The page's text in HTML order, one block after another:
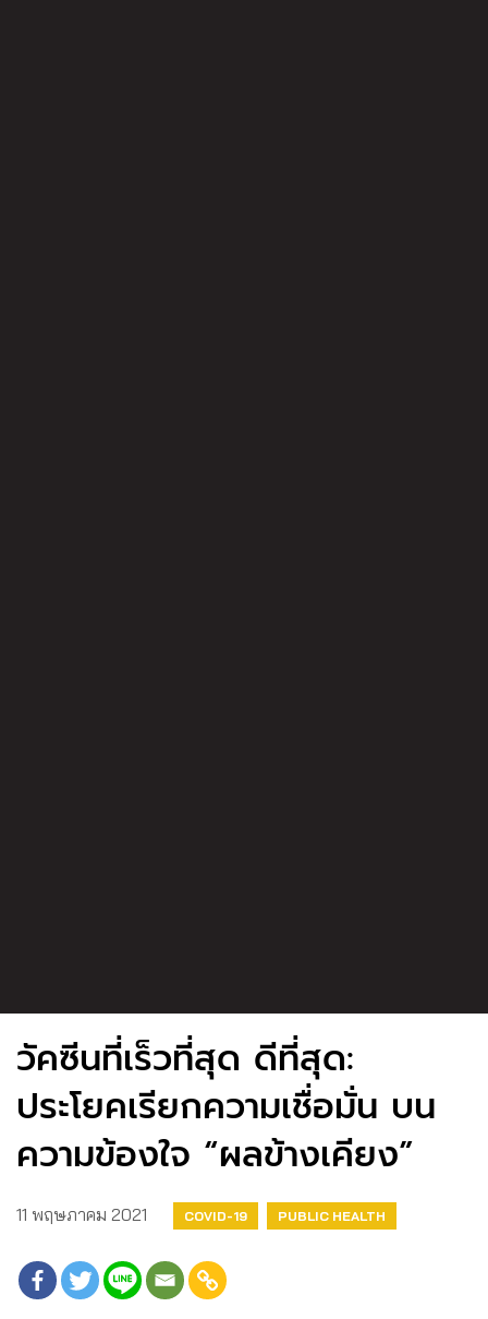
วัคซีนที่เร็วที่สุด ดีที่สุด:
ประโยคเรียกความเชื่อมั่น บน
ความข้องใจ “ผลข้างเคียง”
11 พฤษภาคม 2021 COVID-19 PUBLIC HEALTH